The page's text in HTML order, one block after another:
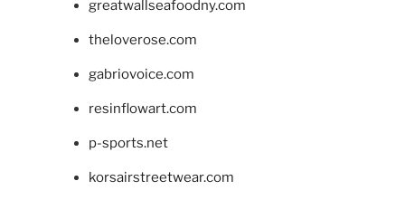
greatwallseafoodny.com
theloverose.com
gabriovoice.com
resinflowart.com
p-sports.net
korsairstreetwear.com